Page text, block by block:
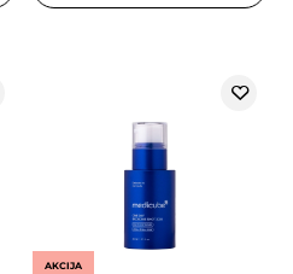
AKCIJA